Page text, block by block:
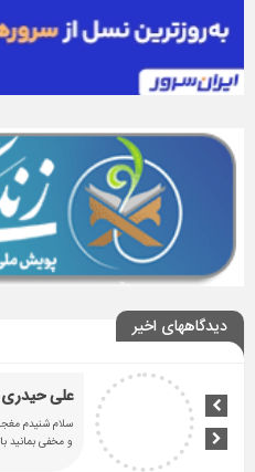
دیدگاههای اخیر
علی حیدری
سلام شنیدم
و مخفی بمانید